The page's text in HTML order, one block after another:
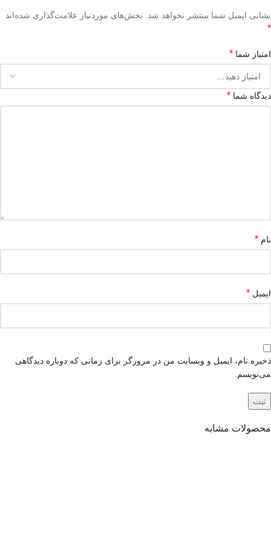
نشانی ایمیل شما منتشر نخواهد شد. بخش‌های موردنیاز علامت‌گذاری شده‌اند
*
امتیاز شما *
دیدگاه شما *
نام *
ایمیل *
ذخیره نام، ایمیل و وبسایت من در مرورگر برای زمانی که دوباره دیدگاهی
می‌نویسم.
محصولات مشابه